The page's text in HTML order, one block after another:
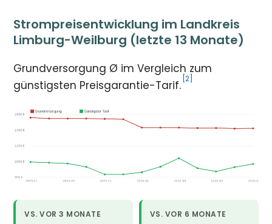
Strompreisentwicklung im Landkreis
Limburg-Weilburg (letzte 13 Monate)
Grundversorgung Ø im Vergleich zum
günstigsten Preisgarantie-Tarif. [2]
VS. VOR 3 MONATE VS. VOR 6 MONATE